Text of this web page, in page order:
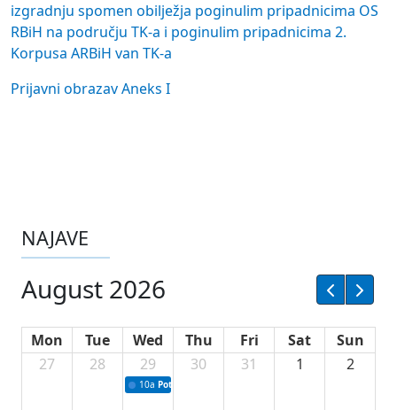
izgradnju spomen obilježja poginulim pripadnicima OS
RBiH na području TK-a i poginulim pripadnicima 2.
Korpusa ARBiH van TK-a
Prijavni obrazav Aneks I
NAJAVE
August 2026
Mon Tue Wed Thu Fri Sat
Sun
27
28 29
10a Potpisivanje ugovora sa neprofitnim
30 31 1 2